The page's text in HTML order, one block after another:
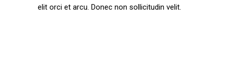
elit orci et arcu. Donec non sollicitudin velit.